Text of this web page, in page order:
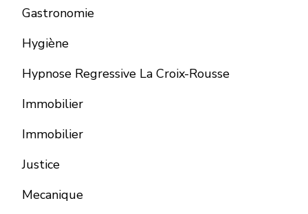
Gastronomie
Hygiène
Hypnose Regressive La Croix-Rousse
Immobilier
Immobilier
Justice
Mecanique